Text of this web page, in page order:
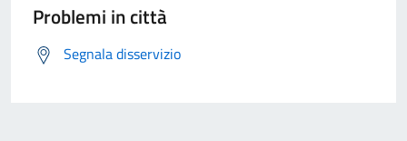
Problemi in città
Segnala disservizio